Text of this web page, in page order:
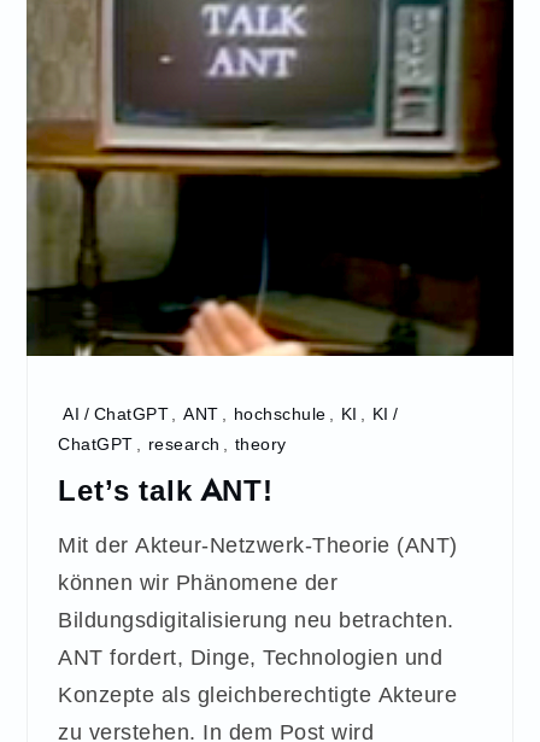
AI / ChatGPT ANT hochschule KI
KI /
ChatGPT
research theory
Let’s talk ANT!
Mit der Akteur-Netzwerk-Theorie (ANT)
können wir Phänomene der
Bildungsdigitalisierung neu betrachten.
ANT fordert, Dinge, Technologien und
Konzepte als gleichberechtigte Akteure
zu verstehen. In dem Post wird